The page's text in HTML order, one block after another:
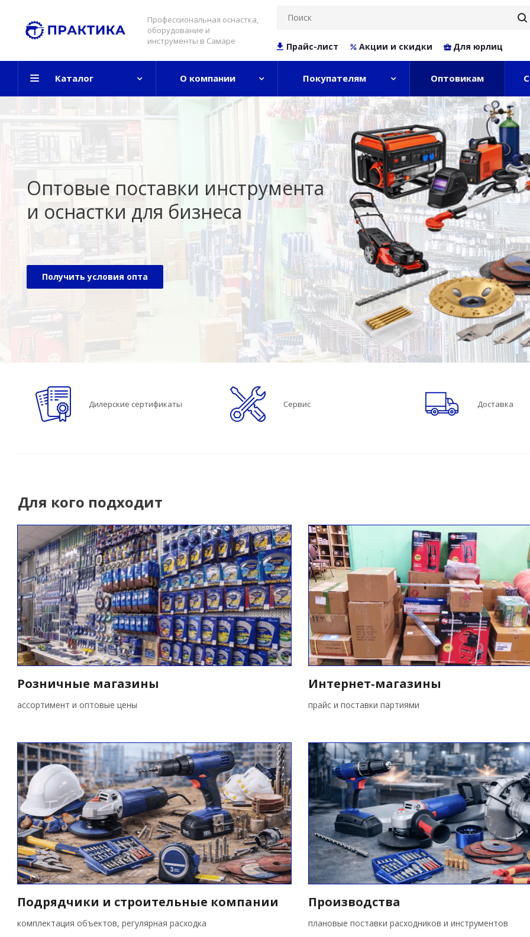
Профессиональная оснастка,
оборудование и
инструменты в Самаре
Прайс-лист Акции и скидки Для юрлиц
Каталог О компании Покупателям Оптовикам
Оптовые поставки инструмента
и оснастки для бизнеса
Получить условия опта
Дилерские сертификаты Сервис Доставка
Для кого подходит
Розничные магазины
ассортимент и оптовые цены
Интернет‑магазины
прайс и поставки партиями
Подрядчики и строительные компании
комплектация объектов, регулярная расходка
Производства
плановые поставки расходников и инструментов